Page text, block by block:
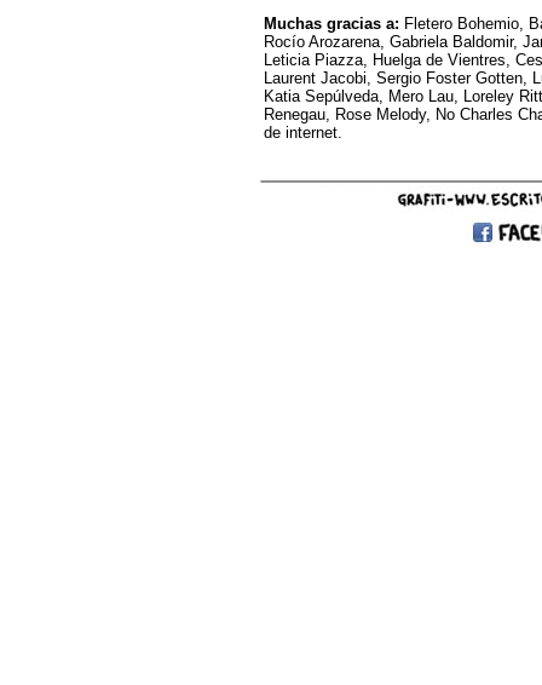
Muchas gracias a: Fletero Bohemio,
Rocío Arozarena, Gabriela Baldomir,
Leticia Piazza, Huelga de Vientres,
Laurent Jacobi, Sergio Foster Gotten,
Katia Sepúlveda, Mero Lau, Loreley
Renegau, Rose Melody, No Charles
de internet.